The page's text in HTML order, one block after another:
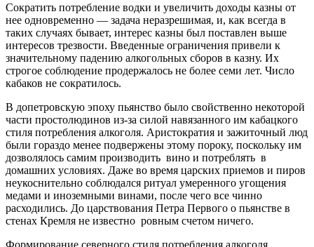
Сократить потребление водки и увеличить доходы казны от
нее одновременно — задача неразрешимая, и, как всегда в
таких случаях бывает, интерес казны был поставлен выше
интересов трезвости. Введенные ограничения привели к
значительному падению алкогольных сборов в казну. Их
строгое соблюдение продержалось не более семи лет. Число
кабаков не сократилось.
В допетровскую эпоху пьянство было свойственно некоторой
части простолюдинов из-за силой навязанного им кабацкого
стиля потребления алкоголя. Аристократия и зажиточный люд
были гораздо менее подвержены этому пороку, поскольку им
дозволялось самим производить вино и потреблять в
домашних условиях. Даже во время царских приемов и пиров
неукоснительно соблюдался ритуал умеренного угощения
медами и иноземными винами, после чего все чинно
расходились. До царствования Петра Первого о пьянстве в
стенах Кремля не известно ровным счетом ничего.
Формирование северного стиля потребления алкоголя